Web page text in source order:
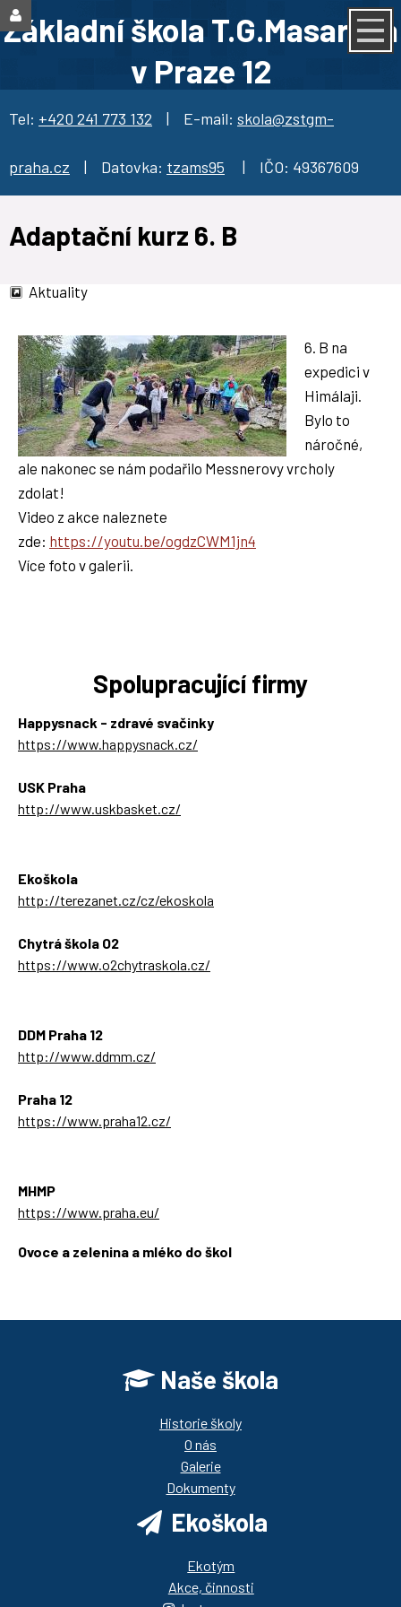
Základní škola T.G.Masaryka
v Praze 12
Tel: +420 241 773 132 | E-mail: skola@zstgm-
praha.cz | Datovka: tzams95 | IČO: 49367609
Adaptační kurz 6. B
Aktuality
6. B na
expedici v
Himálaji.
Bylo to
náročné,
ale nakonec se nám podařilo Messnerovy vrcholy
zdolat!
Video z akce naleznete
zde: https://youtu.be/ogdzCWM1jn4
Více foto v galerii.
Spolupracující firmy
Happysnack - zdravé svačinky
https://www.happysnack.cz/
USK Praha
http://www.uskbasket.cz/
Ekoškola
http://terezanet.cz/cz/ekoskola
Chytrá škola O2
https://www.o2chytraskola.cz/
DDM Praha 12
http://www.ddmm.cz/
Praha 12
https://www.praha12.cz/
MHMP
https://www.praha.eu/
Ovoce a zelenina a mléko do škol
Naše škola
Historie školy
O nás
Galerie
Dokumenty
Ekoškola
Ekotým
Akce, činnosti